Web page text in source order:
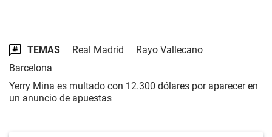
TEMAS Real Madrid
Rayo Vallecano
Barcelona
Yerry Mina es multado con 12.300 dólares por aparecer en
un anuncio de apuestas